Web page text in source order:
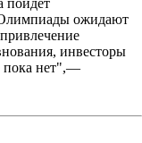
пойдет
ожидают
инвесторы
пока нет",—